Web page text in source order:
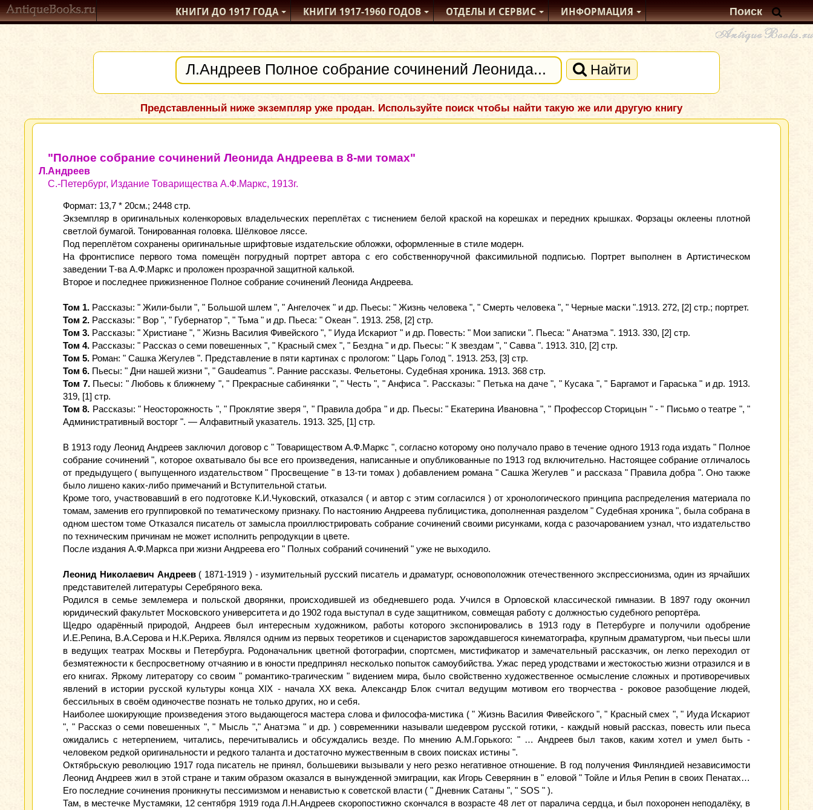
КНИГИ ДО 1917ГОДА КНИГИ1917-1960ГОДОВ ОТДЕЛЫИ СЕРВИС ИНФОРМАЦИЯ
Найти
Представленный ниже экземпляр уже продан. Используйте поиск чтобы найти такую же или другую книгу
"Полное собрание сочинений Леонида Андреева в 8-ми томах"
Л.Андреев
С.-Петербург, Издание Товарищества А.Ф.Маркс, 1913г.
Формат: 13,7 * 20см.; 2448 стр.
Экземпляр в оригинальных коленкоровых владельческих переплётах с тиснением белой краской на корешках и передних крышках. Форзацы оклеены плотной
светлой бумагой. Тонированная головка. Шёлковое ляссе.
Под переплётом сохранены оригинальные шрифтовые издательские обложки, оформленные в стиле модерн.
На фронтисписе первого тома помещён погрудный портрет автора с его собственноручной факсимильной подписью. Портрет выполнен в Артистическом
заведении Т-ва А.Ф.Маркс и проложен прозрачной защитной калькой.
Второе и последнее прижизненное Полное собрание сочинений Леонида Андреева.
Том 1. Рассказы: " Жили-были ", " Большой шлем ", " Ангелочек " и др. Пьесы: " Жизнь человека ", " Смерть человека ", " Черные маски ".1913. 272, [2] стр.; портрет.
Том 2. Рассказы: " Вор ", " Губернатор ", " Тьма " и др. Пьеса: " Океан ". 1913. 258, [2] стр.
Том 3. Рассказы: " Христиане ", " Жизнь Василия Фивейского ", " Иуда Искариот " и др. Повесть: " Мои записки ". Пьеса: " Анатэма ". 1913. 330, [2] стр.
Том 4. Рассказы: " Рассказ о семи повешенных ", " Красный смех ", " Бездна " и др. Пьесы: " К звездам ", " Савва ". 1913. 310, [2] стр.
Том 5. Роман: " Сашка Жегулев ". Представление в пяти картинах с прологом: " Царь Голод ". 1913. 253, [3] стр.
Том 6. Пьесы: " Дни нашей жизни ", " Gaudeamus ". Ранние рассказы. Фельетоны. Судебная хроника. 1913. 368 стр.
Том 7.Пьесы: " Любовь к ближнему ", " Прекрасные сабинянки ", " Честь ", " Анфиса ". Рассказы: " Петька на даче ", " Кусака ", " Баргамот и Гараська " и др. 1913.
319, [1] стр.
Том 8. Рассказы: " Неосторожность ", " Проклятие зверя ", " Правила добра " и др. Пьесы: " Екатерина Ивановна ", " Профессор Сторицын " - " Письмо о театре ", "
Административный восторг ". — Алфавитный указатель. 1913. 325, [1] стр.
В 1913 году Леонид Андреев заключил договор с " Товариществом А.Ф.Маркс ", согласно которому оно получало право в течение одного 1913 года издать " Полное
собрание сочинений ", которое охватывало бы все его произведения, написанные и опубликованные по 1913 год включительно. Настоящее собрание отличалось
от предыдущего ( выпущенного издательством " Просвещение " в 13-ти томах ) добавлением романа " Сашка Жегулев " и рассказа " Правила добра ". Оно также
было лишено каких-либо примечаний и Вступительной статьи.
Кроме того, участвовавший в его подготовке К.И.Чуковский, отказался ( и автор с этим согласился ) от хронологического принципа распределения материала по
томам, заменив его группировкой по тематическому признаку. По настоянию Андреева публицистика, дополненная разделом " Судебная хроника ", была собрана в
одном шестом томе Отказался писатель от замысла проиллюстрировать собрание сочинений своими рисунками, когда с разочарованием узнал, что издательство
по техническим причинам не может исполнить репродукции в цвете.
После издания А.Ф.Маркса при жизни Андреева его " Полных собраний сочинений " уже не выходило.
Леонид Николаевич Андреев( 1871-1919 ) - изумительный русский писатель и драматург, основоположник отечественного экспрессионизма, один из ярчайших
представителей литературы Серебряного века.
Родился в семье землемера и польской дворянки, происходившей из обедневшего рода. Учился в Орловской классической гимназии. В 1897 году окончил
юридический факультет Московского университета и до 1902 года выступал в суде защитником, совмещая работу с должностью судебного репортёра.
Щедро одарённый природой, Андреев был интересным художником, работы которого экспонировались в 1913 году в Петербурге и получили одобрение
И.Е.Репина, В.А.Серова и Н.К.Рериха. Являлся одним из первых теоретиков и сценаристов зарождавшегося кинематографа, крупным драматургом, чьи пьесы шли
в ведущих театрах Москвы и Петербурга. Родоначальник цветной фотографии, спортсмен, мистификатор и замечательный рассказчик, он легко переходил от
безмятежности к беспросветному отчаянию и в юности предпринял несколько попыток самоубийства. Ужас перед уродствами и жестокостью жизни отразился и в
его книгах. Яркому литератору со своим " романтико-трагическим " видением мира, было свойственно художественное осмысление сложных и противоречивых
явлений в истории русской культуры конца XIX - начала XX века. Александр Блок считал ведущим мотивом его творчества - роковое разобщение людей,
бессильных в своём одиночестве познать не только других, но и себя.
Наиболее шокирующие произведения этого выдающегося мастера слова и философа-мистика ( " Жизнь Василия Фивейского ", " Красный смех ", " Иуда Искариот
", " Рассказ о семи повешенных ", " Мысль "," Анатэма " и др. ) современники называли шедевром русской готики, - каждый новый рассказ, повесть или пьеса
ожидались с нетерпением, читались, перечитывались и обсуждались везде. По мнению А.М.Горького: " … Андреев был таков, каким хотел и умел быть -
человеком редкой оригинальности и редкого таланта и достаточно мужественным в своих поисках истины ".
Октябрьскую революцию 1917 года писатель не принял, большевики вызывали у него резко негативное отношение. В год получения Финляндией независимости
Леонид Андреев жил в этой стране и таким образом оказался в вынужденной эмиграции, как Игорь Северянин в " еловой " Тойле и Илья Репин в своих Пенатах…
Его последние сочинения проникнуты пессимизмом и ненавистью к советской власти ( " Дневник Сатаны ", " SOS " ).
Там, в местечке Мустамяки, 12 сентября 1919 года Л.Н.Андреев скоропостижно скончался в возрасте 48 лет от паралича сердца, и был похоронен неподалёку, в